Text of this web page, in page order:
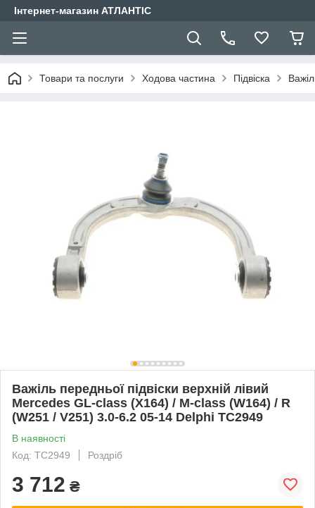
Інтернет-магазин АТЛАНТІС
Товари та послуги Ходова частина Підвіска
Важіль передньої підвіски верхній лівий
Mercedes GL-class (X164) / M-class (W164) / R
(W251 / V251) 3.0-6.2 05-14 Delphi TC2949
В наявності
Код: TC2949
Роздріб
3 712 ₴